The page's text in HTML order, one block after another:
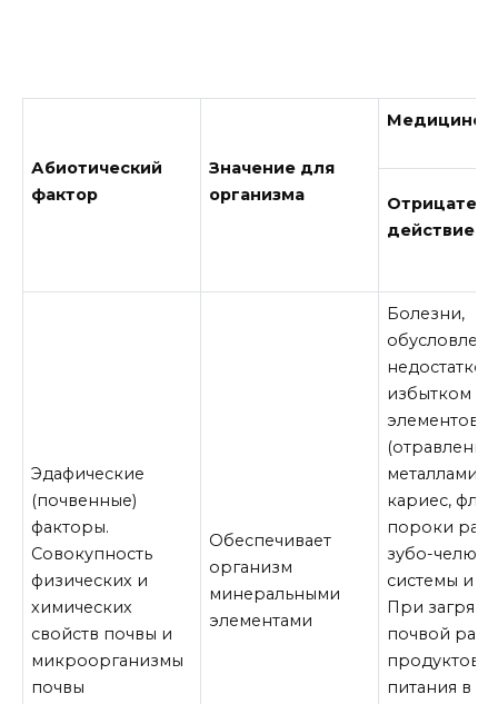
Абиотический
фактор
Значение для
организма
действие
Эдафические
(почвенные)
факторы.
Совокупность
физических и
химических
свойств почвы и
микроорганизмы
почвы
Обеспечивает
организм
минеральными
элементами
Болезни,
избытком
элементов
(отравление
металлами,
кариес,
пороки
зубо-
системы и
При
почвой ран
продуктов
питания в